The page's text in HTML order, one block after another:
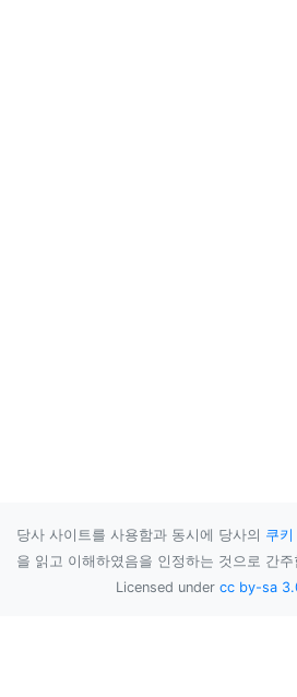
당사 사이트를 사용함과 동시에 당사의 쿠키
을 읽고 이해하였음을 인정하는 것으로 간주
Licensed under cc by-sa